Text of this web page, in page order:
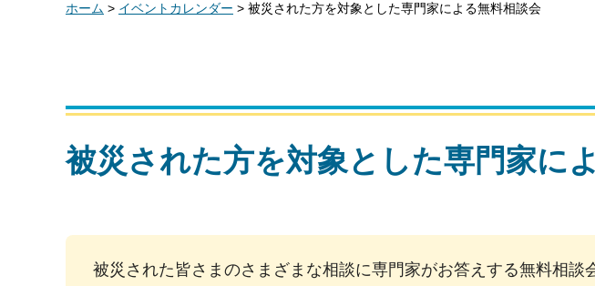
ホーム > イベントカレンダー > 被災された方を対象とした専門家による無料相談会
被災された方を対象とした専門家に
被災された皆さまのさまざまな相談に専門家がお答えする無料相談